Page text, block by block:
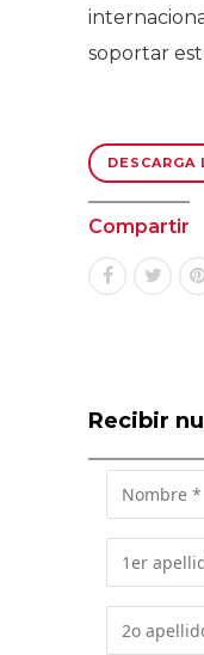
soportar
Compartir
Recibir